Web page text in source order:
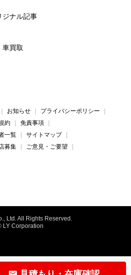
ジナル記事
車買取
お知らせ
プライバシーポリシー
約
免責事項
一覧
サイトマップ
募集
ご意見・ご要望
Ltd. All Rights Reserved.
LY Corporation